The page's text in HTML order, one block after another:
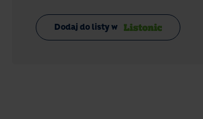
Dodaj do listy w